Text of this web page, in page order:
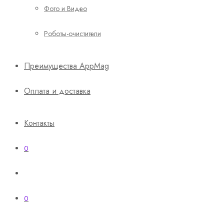
Фото и Видео
Роботы-очистители
Преимущества AppMag
Оплата и доставка
Контакты
0
0